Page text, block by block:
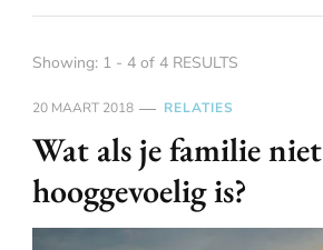
Showing: 1 - 4 of 4 RESULTS
20 MAART 2018 RELATIES
Wat als je familie niet
hooggevoelig is?